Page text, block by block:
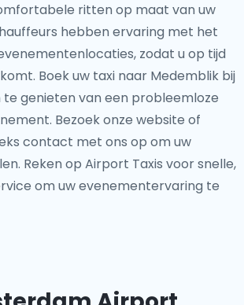
ritten op maat van uw
hebben ervaring met het
zodat u op tijd
Boek uw taxi naar Medemblik bij
te genieten van een probleemloze
Bezoek onze website of
contact met ons op om uw
Reken op Airport Taxis voor snelle,
om uw evenementervaring te